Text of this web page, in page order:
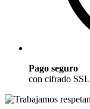
Pago seguro
con cifrado SSL